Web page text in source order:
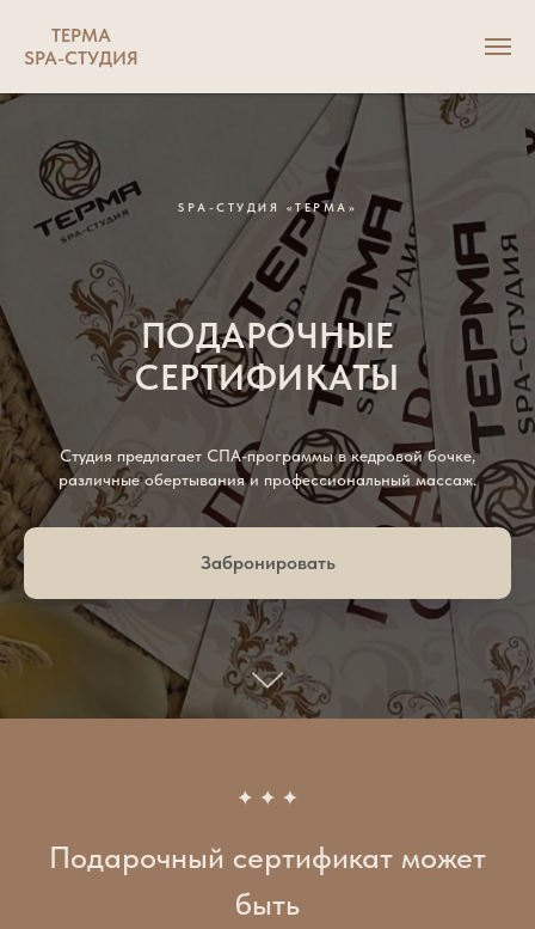
ТЕРМА
SPA-СТУДИЯ
SPA-СТУДИЯ «ТЕРМА»
ПОДАРОЧНЫЕ
СЕРТИФИКАТЫ
Студия предлагает СПА-программы в кедровой бочке,
различные обертывания и профессиональный массаж.
Забронировать
Подарочный сертификат может
быть